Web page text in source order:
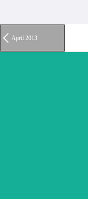
April 2013